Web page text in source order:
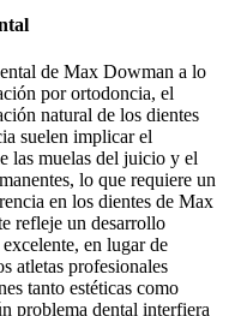
de Max Dowman a lo
por ortodoncia, el
natural de los dientes
suelen implicar el
las muelas del juicio y el
lo que requiere un
en los dientes de Max
refleje un desarrollo
en lugar de
atletas profesionales
tanto estéticas como
problema dental interfiera